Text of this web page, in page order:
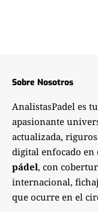
Sobre Nosotros
AnalistasPadel es
apasionante
actualizada,
digital enfocado en
pádel, con
internacional,
que ocurre en el